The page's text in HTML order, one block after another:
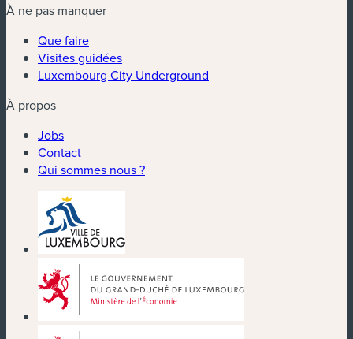
À ne pas manquer
Que faire
Visites guidées
Luxembourg City Underground
À propos
Jobs
Contact
Qui sommes nous ?